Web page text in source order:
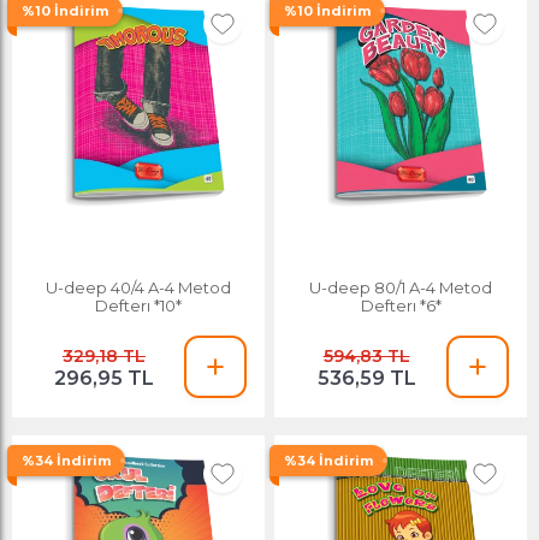
%10 İndirim
U-deep 40/4 A-4 Metod
Defterı *10*
329,18 TL
296,95 TL
%10 İndirim
U-deep 80/1 A-4 Metod
Defterı *6*
594,83 TL
536,59 TL
%34 İndirim %34 İndirim